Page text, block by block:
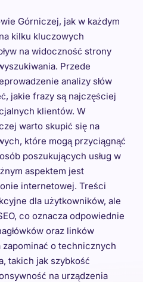
Górniczej, jak w każdym
kilku kluczowych
na widoczność strony
Przede
analizy słów
jakie frazy są najczęściej
klientów. W
warto skupić się na
które mogą przyciągnąć
poszukujących usług w
aspektem jest
internetowej. Treści
dla użytkowników, ale
co oznacza odpowiednie
oraz linków
o technicznych
takich jak szybkość
na urządzenia